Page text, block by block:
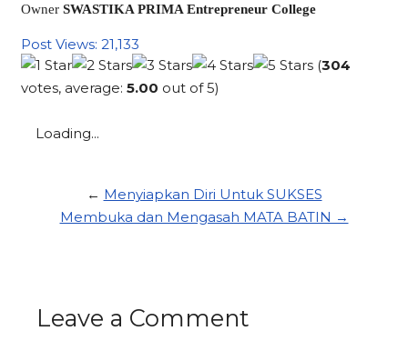
OwnerSWASTIKA PRIMA Entrepreneur College
Post Views: 21,133
(304
votes, average:5.00 out of 5)
Loading...
← Menyiapkan Diri Untuk SUKSES
Membuka dan Mengasah MATA BATIN →
Leave a Comment